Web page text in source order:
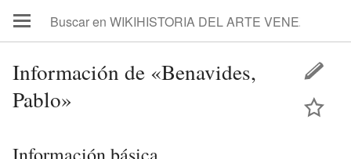
Información de «Benavides,
Pablo»